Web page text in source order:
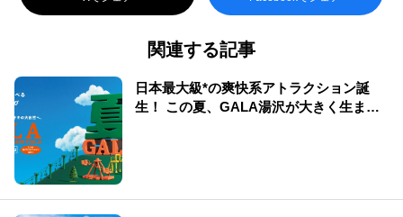
関連する記事
日本最大級*の爽快系アトラクション誕
生！ この夏、GALA湯沢が大きく生まれ